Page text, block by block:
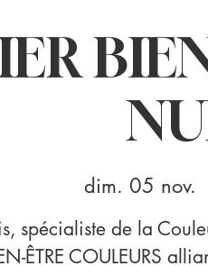
dim. 05 nov.
spécialiste de la
ÊTRE COULEURS